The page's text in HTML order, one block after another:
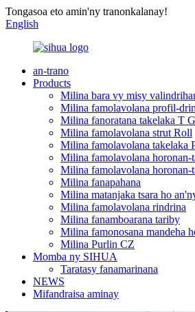
Tongasoa eto amin'ny tranonkalanay!
English
an-trano
Products
Milina bara vy misy
Milina famolavolana profil-
Milina fanoratana takelaka T
Milina famolavolana strut Roll
Milina famolavolana takelaka
Milina famolavolana horonan-
Milina famolavolana horonan-
Milina fanapahana
Milina matanjaka tsara ho
Milina famolavolana rindrina
Milina fanamboarana tariby
Milina famonosana mandeha
Milina Purlin CZ
Momba ny SIHUA
Taratasy fanamarinana
NEWS
Mifandraisa aminay